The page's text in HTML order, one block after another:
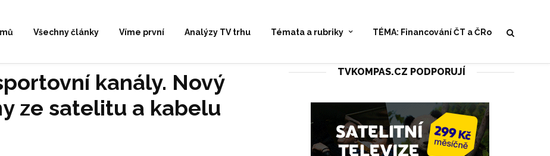
Všechny články Víme první Analýzy TV trhu Témata a rubriky TÉMA: Financování ČT a ČRo
kanály. Nový
ze satelitu a kabelu
TVKOMPAS.CZ PODPORUJÍ